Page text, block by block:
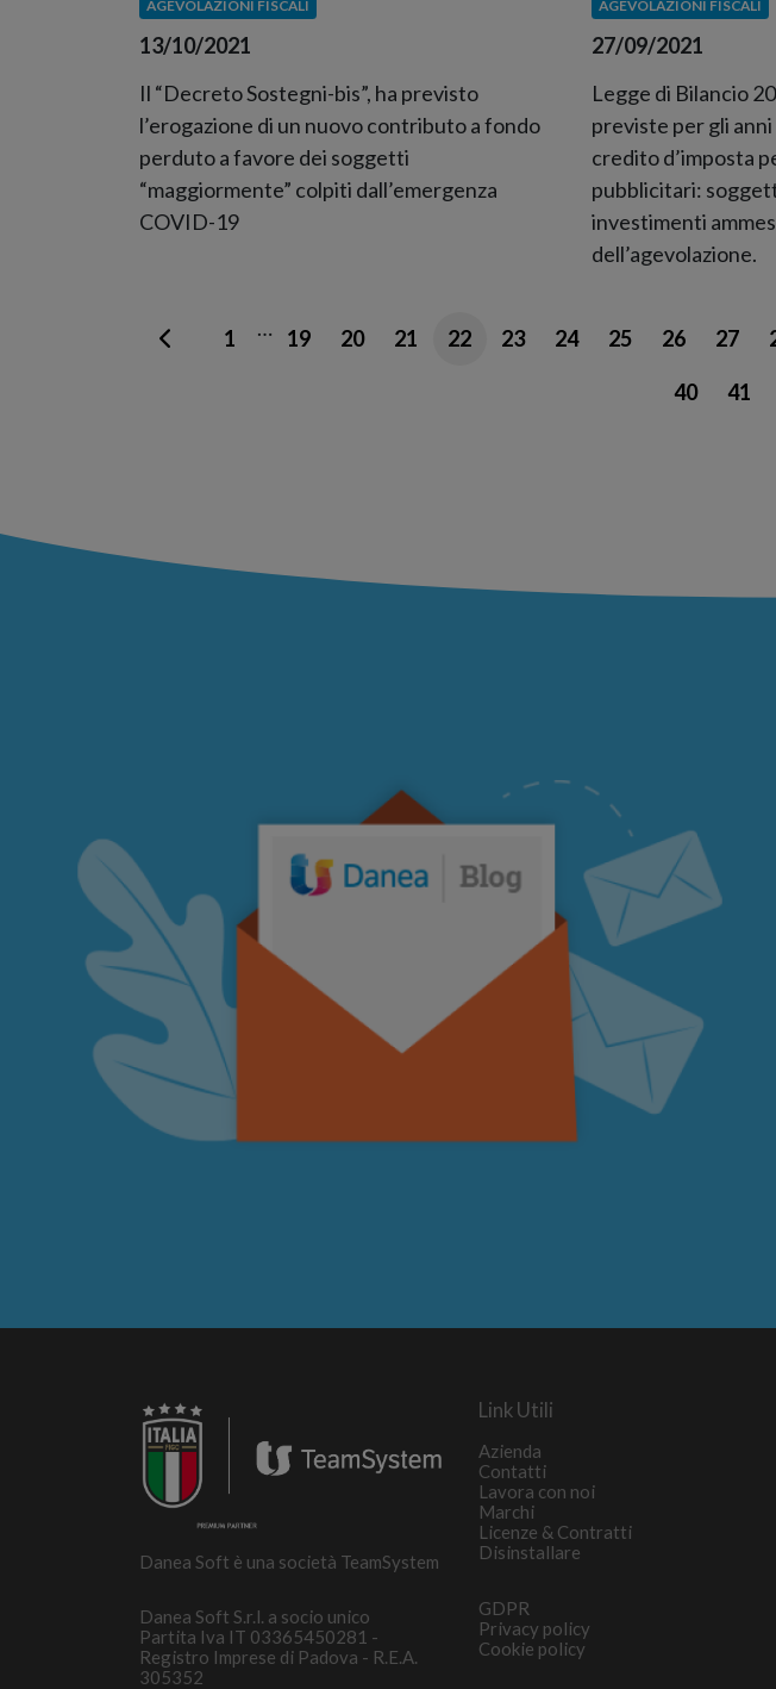
AGEVOLAZIONI FISCALI
13/10/2021
Il “Decreto Sostegni-bis”, ha previsto
l’erogazione di un nuovo contributo a fondo
perduto a favore dei soggetti
“maggiormente” colpiti dall’emergenza
COVID-19
AGEVOLAZIONI FISCALI
27/09/2021
Legge di Bilancio
previste per gli
credito d’imposta
pubblicitari:
investimenti
dell’agevolazione.
1 … 19 20 21 22 23 24 25 26 27
40 41
Danea Soft è una società TeamSystem
Danea Soft S.r.l. a socio unico
Partita Iva IT 03365450281 -
Registro Imprese di Padova - R.E.A.
305352
Link Utili
Azienda
Contatti
Lavora con noi
Marchi
Licenze & Contratti
Disinstallare
GDPR
Privacy policy
Cookie policy